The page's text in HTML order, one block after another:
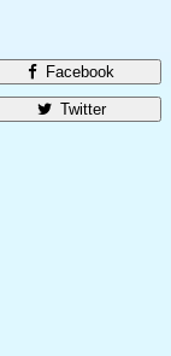
Facebook
Twitter